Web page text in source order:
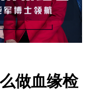
做血缘检